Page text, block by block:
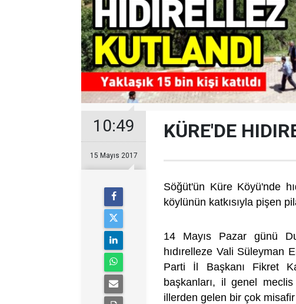
10:49
15 Mayıs 2017
KÜRE'DE
Söğüt'ün Küre Köyü'nde
köylünün katkısıyla pişen
14 Mayıs Pazar günü
hıdırelleze Vali Süleyman
Parti İl Başkanı Fikret
başkanları, il genel
illerden gelen bir çok misafir